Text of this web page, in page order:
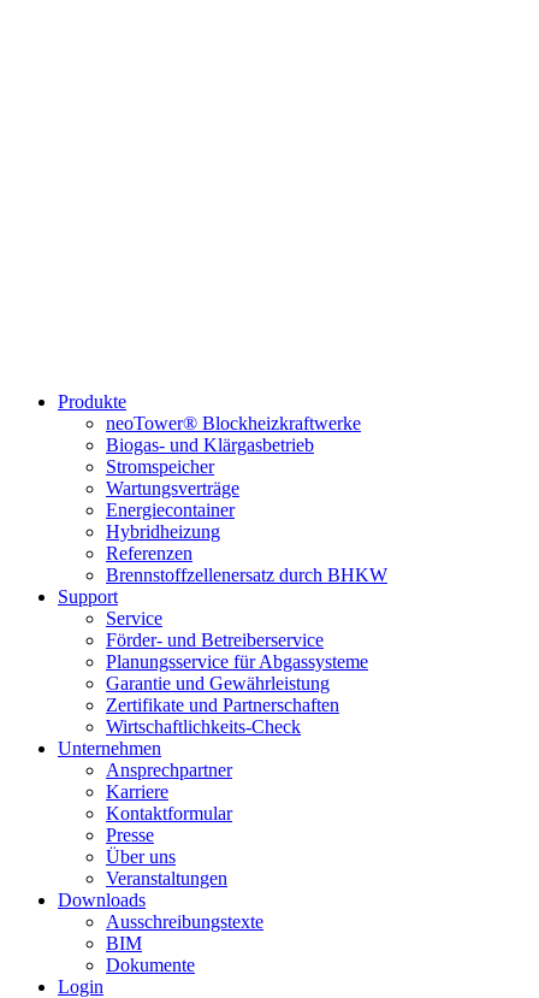
Produkte
neoTower® Blockheizkraftwerke
Biogas- und Klärgasbetrieb
Stromspeicher
Wartungsverträge
Energiecontainer
Hybridheizung
Referenzen
Brennstoffzellenersatz durch BHKW
Support
Service
Förder- und Betreiberservice
Planungsservice für Abgassysteme
Garantie und Gewährleistung
Zertifikate und Partnerschaften
Wirtschaftlichkeits-Check
Unternehmen
Ansprechpartner
Karriere
Kontaktformular
Presse
Über uns
Veranstaltungen
Downloads
Ausschreibungstexte
BIM
Dokumente
Login